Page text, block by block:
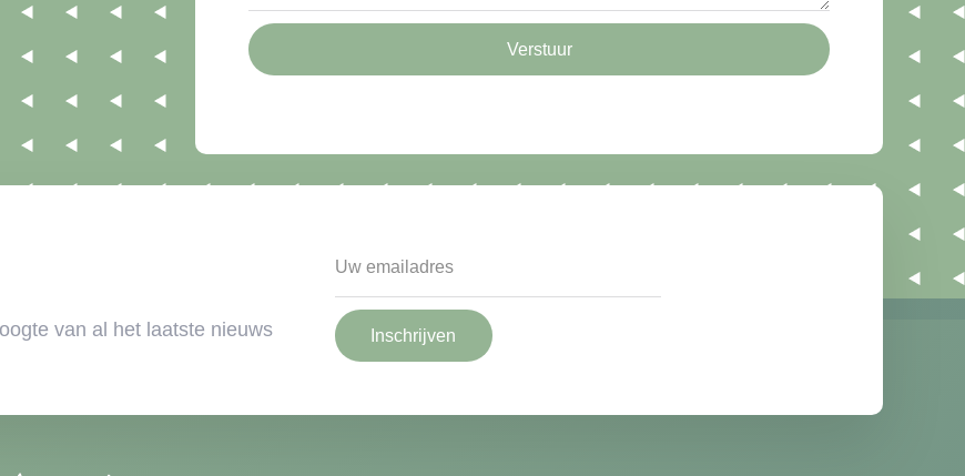
Verstuur
van al het laatste nieuws Inschrijven